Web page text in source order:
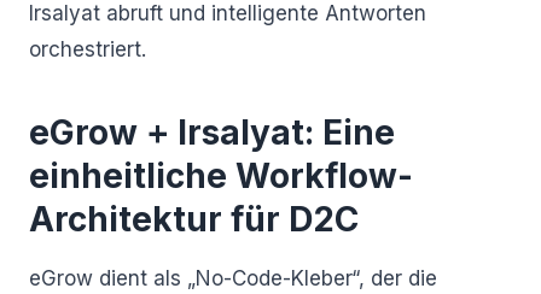
Irsalyat abruft und intelligente Antworten
orchestriert.
eGrow + Irsalyat: Eine
einheitliche Workflow-
Architektur für D2C
eGrow dient als „No-Code-Kleber“, der die